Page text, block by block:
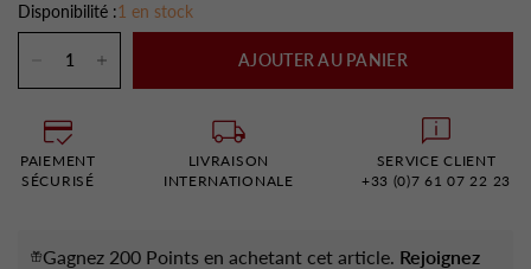
Disponibilité :1 en stock
AJOUTER AU PANIER
PAIEMENT
SÉCURISÉ
LIVRAISON
INTERNATIONALE
SERVICE CLIENT
+33 (0)7 61 07 22 23
Gagnez 200 Points en achetant cet article. Rejoignez